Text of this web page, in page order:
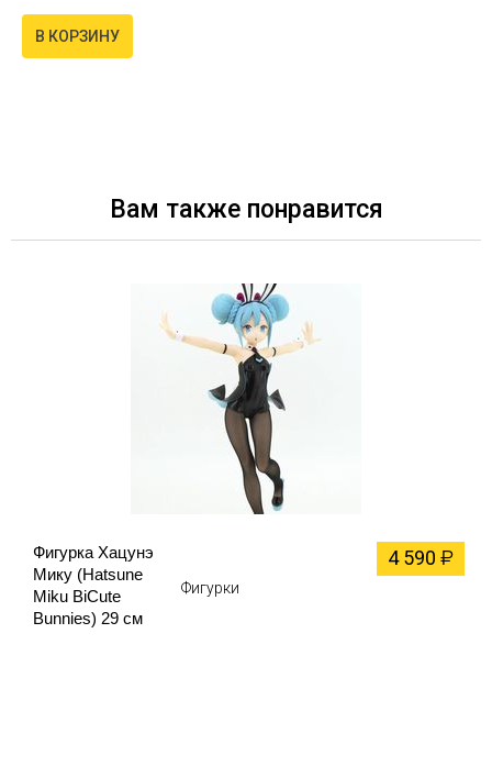
В КОРЗИНУ
Вам также понравится
Фигурка Хацунэ
Мику (Hatsune
Miku BiCute
Bunnies) 29 см
4 590 ₽
Фигурки